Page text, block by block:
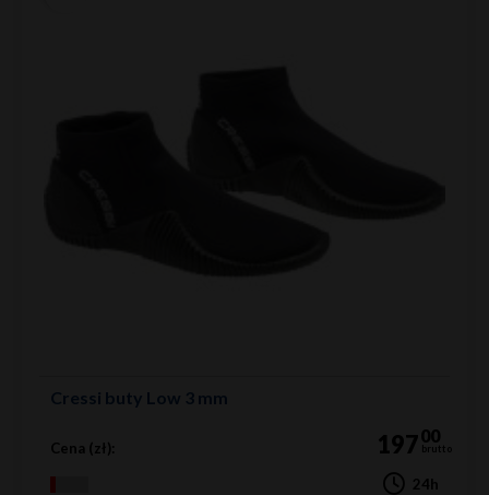
Cressi buty Low 3 mm
Cena (zł): 19700
brutto
24h